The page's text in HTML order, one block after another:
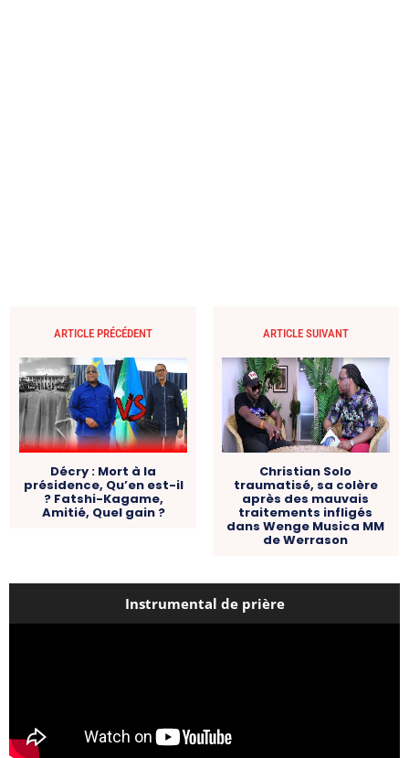
ARTICLE PRÉCÉDENT
Décry : Mort à la
présidence, Qu’en est-il
? Fatshi-Kagame,
Amitié, Quel gain ?
ARTICLE SUIVANT
Christian Solo
traumatisé, sa colère
après des mauvais
traitements infligés
dans Wenge Musica MM
de Werrason
Instrumental de prière